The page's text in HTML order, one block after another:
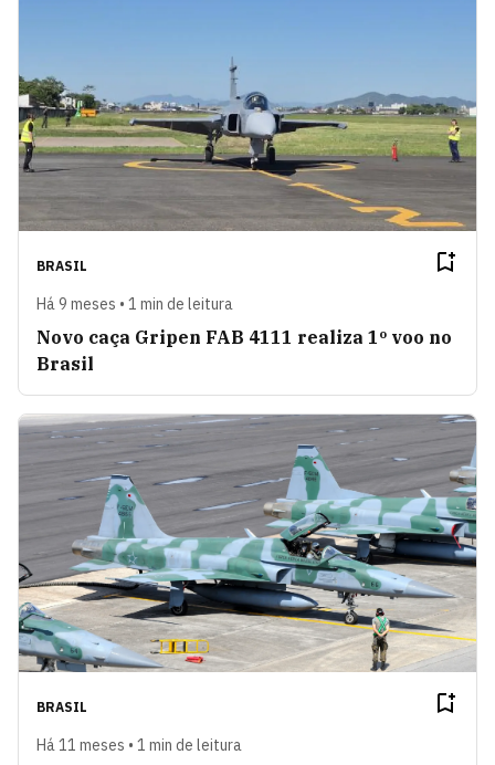
BRASIL
Há 9 meses • 1 min de leitura
Novo caça Gripen FAB 4111 realiza 1º voo no
Brasil
BRASIL
Há 11 meses • 1 min de leitura